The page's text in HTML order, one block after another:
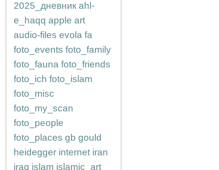
2025_дневник ahl-
e_haqq apple art
audio-files evola fa
foto_events foto_family
foto_fauna foto_friends
foto_ich foto_islam
foto_misc
foto_my_scan
foto_people
foto_places gb gould
heidegger internet iran
iraq islam islamic_art